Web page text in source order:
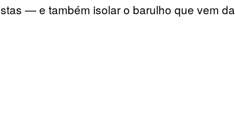
— e também isolar o barulho que vem da